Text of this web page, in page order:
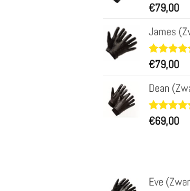
Waardering
4.97 op 5
gebaseerd
op
34
€79,00
James
Waardering
4.97 op 5
gebaseerd
op
31
€79,00
Dean
Waardering
4.93 op 5
29
€69,00
Eve